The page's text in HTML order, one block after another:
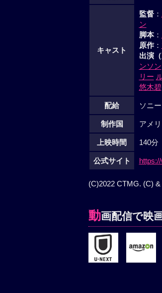
キャスト
監督：
ン
脚本：
原作：
出演（
ンソン
リー
悠木碧
配給 ソニ
制作国 アメリ
上映時間 140分
公式サイト
(C)2022 CTMG. (C)
動画配信で映